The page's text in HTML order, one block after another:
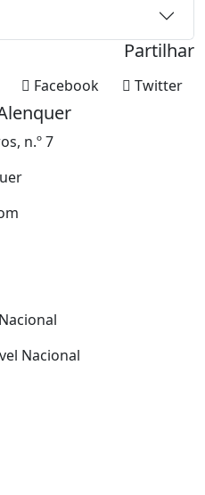
Partilhar
Twitter
Facebook
n.º 7
Nacional